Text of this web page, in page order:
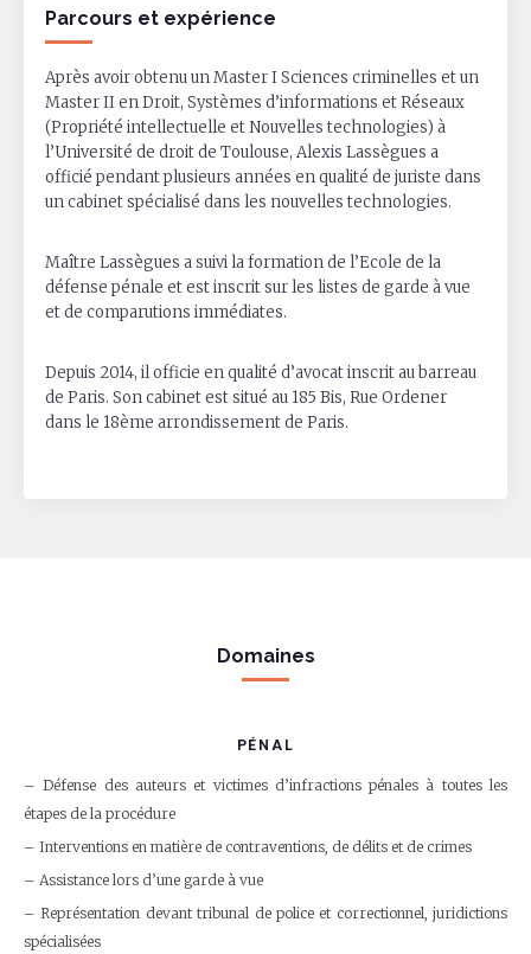
Parcours et expérience
Après avoir obtenu un Master I Sciences criminelles et un
Master II en Droit, Systèmes d’informations et Réseaux
(Propriété intellectuelle et Nouvelles technologies) à
l’Université de droit de Toulouse, Alexis Lassègues a
officié pendant plusieurs années en qualité de juriste dans
un cabinet spécialisé dans les nouvelles technologies.
Maître Lassègues a suivi la formation de l’Ecole de la
défense pénale et est inscrit sur les listes de garde à vue
et de comparutions immédiates.
Depuis 2014, il officie en qualité d’avocat inscrit au barreau
de Paris. Son cabinet est situé au 185 Bis, Rue Ordener
dans le 18ème arrondissement de Paris.
Domaines
PÉNAL
Défense des auteurs et victimes d’infractions pénales à toutes les
étapes de la procédure
Interventions en matière de contraventions, de délits et de crimes
Assistance lors d’une garde à vue
Représentation devant tribunal de police et correctionnel, juridictions
spécialisées